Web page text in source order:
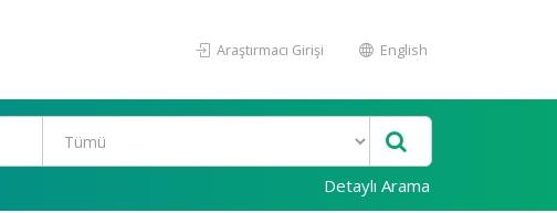
Araştırmacı Girişi English
Detaylı Arama